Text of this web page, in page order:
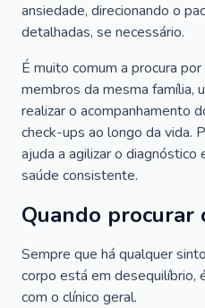
ansiedade, direcionando o
detalhadas, se necessário.
É muito comum a procura
membros da mesma família,
realizar o acompanhamento
check-ups ao longo da vida.
ajuda a agilizar o
saúde consistente.
Quando procurar
Sempre que há qualquer
corpo está em desequilíbrio,
com o clínico geral.